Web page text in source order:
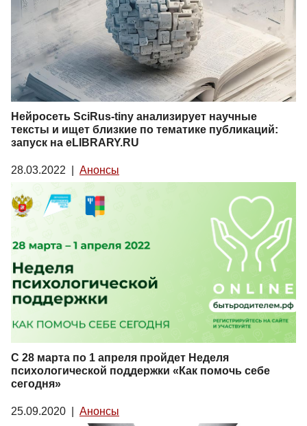
Нейросеть SciRus-tiny анализирует научные
тексты и ищет близкие по тематике публикаций:
запуск на eLIBRARY.RU
28.03.2022 Анонсы
С 28 марта по 1 апреля пройдет Неделя
психологической поддержки «Как помочь себе
сегодня»
25.09.2020 Анонсы